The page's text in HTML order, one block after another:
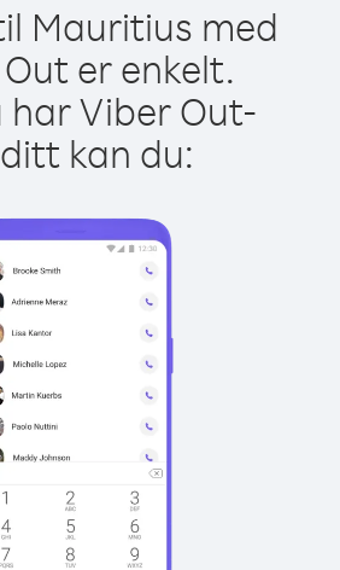
Mauritius med
er enkelt.
har Viber Out-
kan du: